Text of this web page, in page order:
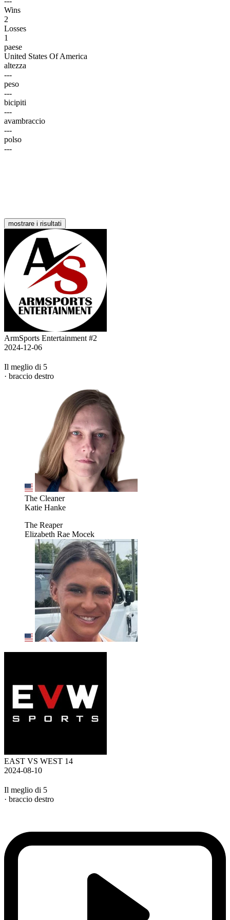
Wins
2
Losses
1
paese
United States Of America
altezza
---
peso
---
bicipiti
---
avambraccio
---
polso
---
mostrare i risultati
ArmSports Entertainment #2
2024-12-06
Il meglio di 5
· braccio destro
The Cleaner
Katie Hanke
The Reaper
Elizabeth Rae Mocek
EAST VS WEST 14
2024-08-10
Il meglio di 5
· braccio destro